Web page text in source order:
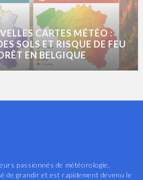
CARTES MÉTÉO :
SOLS ET RISQUE DE FEU
EN BELGIQUE
passionnés de météorologie,
de grandir et est rapidement devenu le